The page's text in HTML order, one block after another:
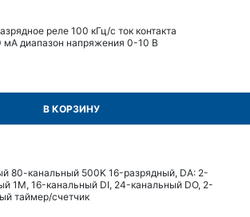
реле 100 кГц/с ток контакта
мА диапазон напряжения 0-10 В
В КОРЗИНУ
80-канальный 500K 16-разрядный, DA: 2-
1M, 16-канальный DI, 24-канальный DO, 2-
таймер/счетчик